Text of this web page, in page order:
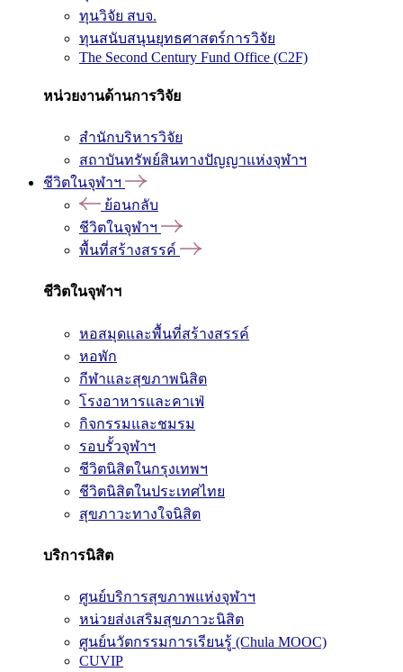
ทุนวิจัย สบจ.
ทุนสนับสนุนยุทธศาสตร์การวิจัย
The Second Century Fund Office (C2F)
หน่วยงานด้านการวิจัย
สำนักบริหารวิจัย
สถาบันทรัพย์สินทางปัญญาแห่งจุฬาฯ
ชีวิตในจุฬาฯ
ย้อนกลับ
ชีวิตในจุฬาฯ
พื้นที่สร้างสรรค์
ชีวิตในจุฬาฯ
หอสมุดและพื้นที่สร้างสรรค์
หอพัก
กีฬาและสุขภาพนิสิต
โรงอาหารและคาเฟ่
กิจกรรมและชมรม
รอบรั้วจุฬาฯ
ชีวิตนิสิตในกรุงเทพฯ
ชีวิตนิสิตในประเทศไทย
สุขภาวะทางใจนิสิต
บริการนิสิต
ศูนย์บริการสุขภาพแห่งจุฬาฯ
หน่วยส่งเสริมสุขภาวะนิสิต
ศูนย์นวัตกรรมการเรียนรู้ (Chula MOOC)
CUVIP